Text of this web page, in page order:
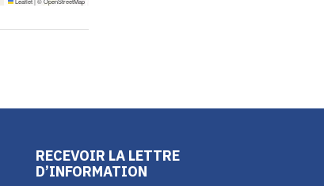
RECEVOIR LA LETTRE
D’INFORMATION